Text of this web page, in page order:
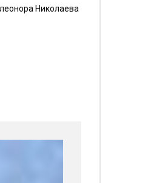
Николаева